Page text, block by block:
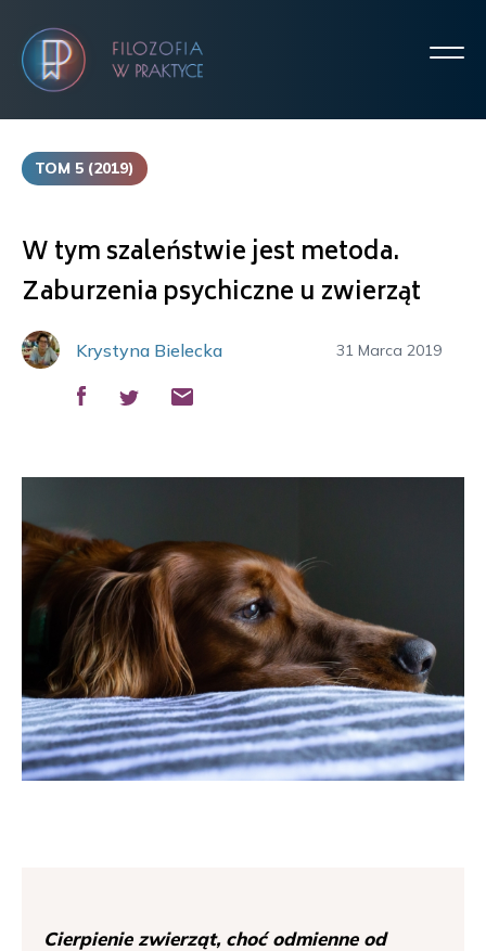
TOM 5 (2019)
W tym szaleństwie jest metoda.
Zaburzenia psychiczne u zwierząt
Krystyna Bielecka 31 Marca 2019
Cierpienie zwierząt, choć odmienne od